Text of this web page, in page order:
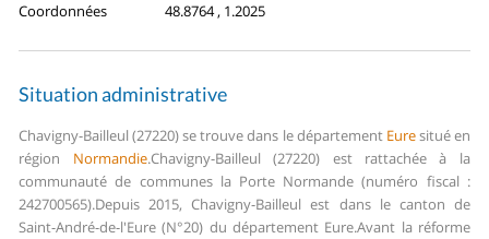
Coordonnées
48.8764 , 1.2025
Situation administrative
Chavigny-Bailleul (27220) se trouve dans le département Euresitué en
région Normandie.Chavigny-Bailleul (27220) est rattachée à la
communauté de communes la Porte Normande (numéro fiscal :
242700565).Depuis 2015, Chavigny-Bailleul est dans le canton de
Saint-André-de-l'Eure (N°20) du département Eure.Avant la réforme